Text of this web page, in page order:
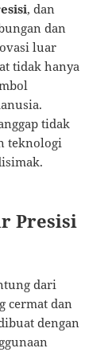
, dan
dan
luar
tidak hanya
tidak
teknologi
Presisi
dari
cermat dan
dengan